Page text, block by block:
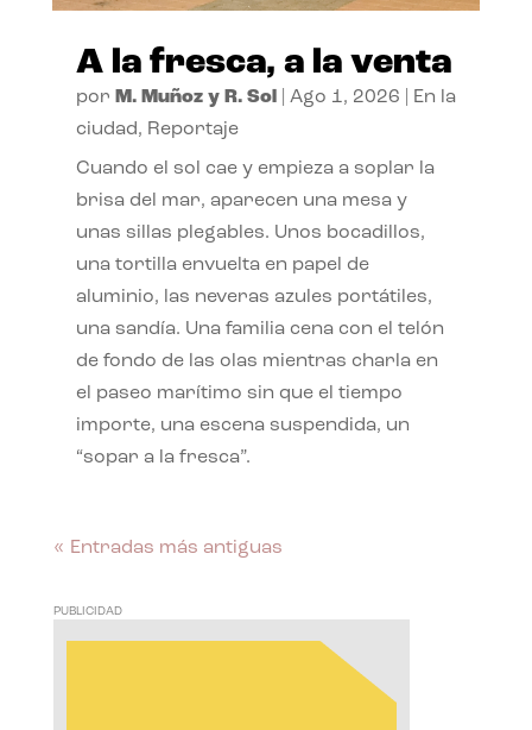
A la fresca, a la venta
por M. Muñoz y R. Sol Ago 1, 2026
En la
ciudad, Reportaje
Cuando el sol cae y empieza a soplar la
brisa del mar, aparecen una mesa y
unas sillas plegables. Unos bocadillos,
una tortilla envuelta en papel de
aluminio, las neveras azules portátiles,
una sandía. Una familia cena con el telón
de fondo de las olas mientras charla en
el paseo marítimo sin que el tiempo
importe, una escena suspendida, un
“sopar a la fresca”.
« Entradas más antiguas
PUBLICIDAD